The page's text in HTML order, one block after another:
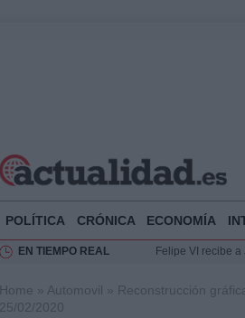
POLÍTICA CRÓNICA ECONOMÍA
EN TIEMPO REAL
Felipe VI recibe
Impacto
Home » Automovil » Reconstrucción
25/02/2020